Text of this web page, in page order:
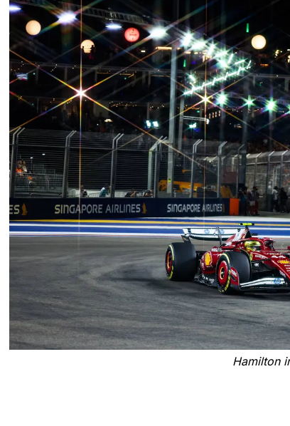
Hamilton